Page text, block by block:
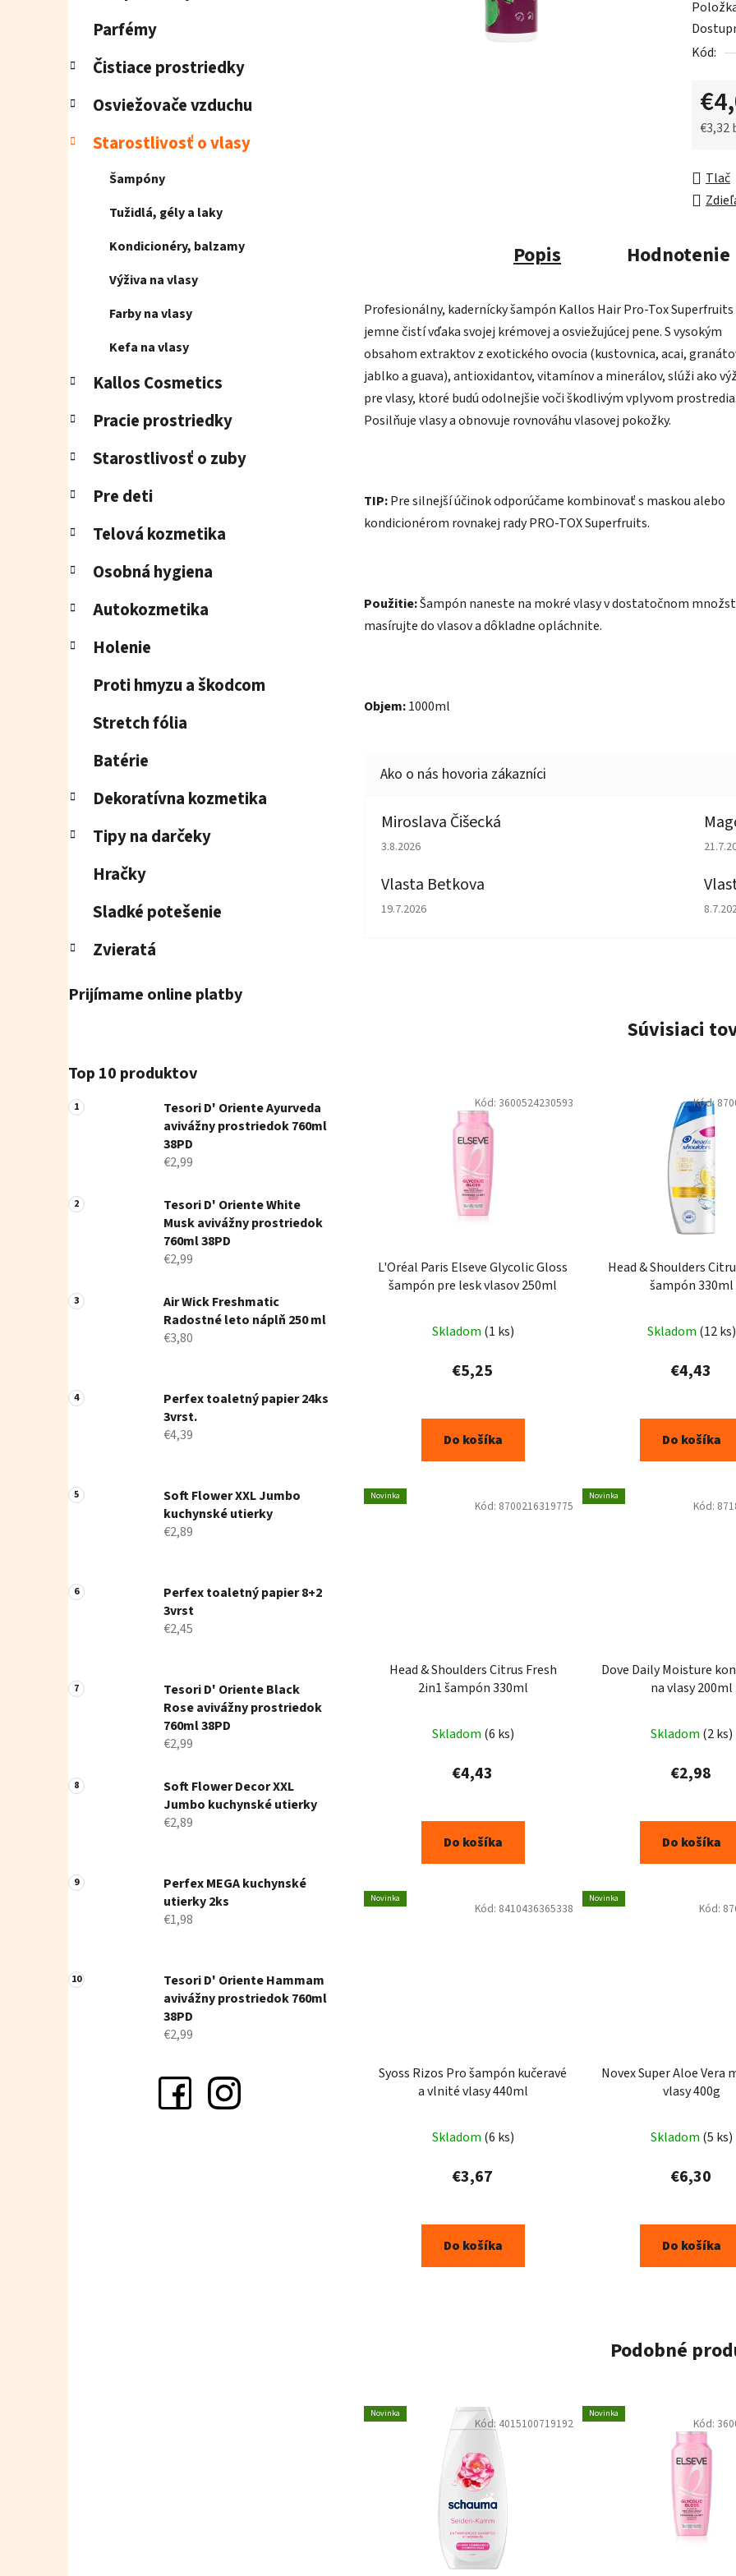
Parfémy
Čistiace prostriedky
Osviežovače vzduchu
Starostlivosť o vlasy
Šampóny
Tužidlá, gély a laky
Kondicionéry, balzamy
Výživa na vlasy
Farby na vlasy
Kefa na vlasy
Kallos Cosmetics
Pracie prostriedky
Starostlivosť o zuby
Pre deti
Telová kozmetika
Osobná hygiena
Autokozmetika
Holenie
Proti hmyzu a škodcom
Stretch fólia
Batérie
Dekoratívna kozmetika
Tipy na darčeky
Hračky
Sladké potešenie
Zvieratá
Prijímame online platby
Top 10 produktov
Tesori D' Oriente Ayurveda
avivážny prostriedok 760ml
38PD
€2,99
Tesori D' Oriente White
Musk avivážny prostriedok
760ml 38PD
€2,99
Air Wick Freshmatic
Radostné leto náplň 250 ml
€3,80
Perfex toaletný papier 24ks
3vrst.
€4,39
Soft Flower XXL Jumbo
kuchynské utierky
€2,89
Perfex toaletný papier 8+2
3vrst
€2,45
Tesori D' Oriente Black
Rose avivážny prostriedok
760ml 38PD
€2,99
Soft Flower Decor XXL
Jumbo kuchynské utierky
€2,89
Perfex MEGA kuchynské
utierky 2ks
€1,98
Tesori D' Oriente Hammam
avivážny prostriedok 760ml
38PD
€2,99
je
0,0
z
Kód:
€3,32
Tlač
Popis Hodnotenie
Profesionálny, kadernícky šampón Kallos Hair Pro-Tox Superfruits
jemne čistí vďaka svojej krémovej a osviežujúcej pene. S vysokým
obsahom extraktov z exotického ovocia (kustovnica, acai,
jablko a guava), antioxidantov, vitamínov a minerálov, slúži ako
pre vlasy, ktoré budú odolnejšie voči škodlivým vplyvom prostredia.
Posilňuje vlasy a obnovuje rovnováhu vlasovej pokožky.
TIP:Pre silnejší účinok odporúčame kombinovať s maskou alebo
kondicionérom rovnakej rady PRO-TOX Superfruits.
Použitie:Šampón naneste na mokré vlasy v dostatočnom
masírujte do vlasov a dôkladne opláchnite.
Objem:1000ml
Miroslava Čišecká
Hodnotenie obchodu je 1 z 5 hviezdičiek.
3.8.2026
Vlasta Betkova
Hodnotenie obchodu je 5 z 5 hviezdičiek.
19.7.2026
Súvisiaci
L'Oréal Paris Elseve Glycolic Gloss
šampón pre lesk vlasov 250ml
Skladom (1 ks)
€5,25
Do košíka
Kód: 3600524230593
Head & Shoulders Citrus Fresh
šampón 330ml
Skladom (12 ks)
€4,43
Do košíka
Kód:
Novinka
Head & Shoulders Citrus Fresh
2in1 šampón 330ml
Skladom (6 ks)
€4,43
Do košíka
Kód: 8700216319775
Novinka
Dove Daily Moisture
na vlasy 200ml
Skladom (2 ks)
€2,98
Do košíka
Kód:
Novinka
Syoss Rizos Pro šampón kučeravé
a vlnité vlasy 440ml
Skladom (6 ks)
€3,67
Do košíka
Kód: 8410436365338
Novinka
Novex Super Aloe Vera
vlasy 400g
Skladom (5 ks)
€6,30
Do košíka
Kód:
Podobné
Novinka
Kód: 4015100719192
Novinka
Kód: